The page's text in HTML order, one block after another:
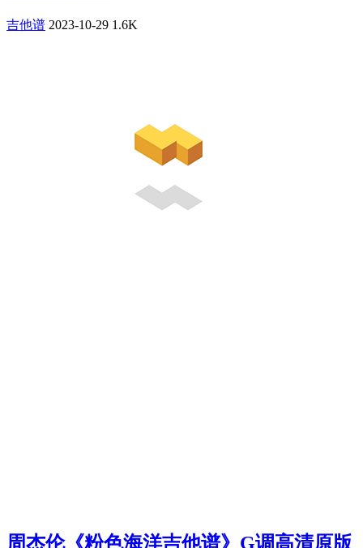
吉他谱 2023-10-29 1.6K
周杰伦《粉色海洋吉他谱》G调高清原版